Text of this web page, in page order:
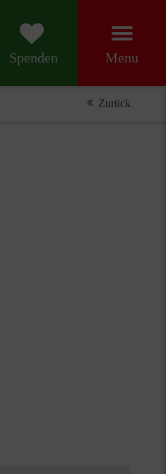
Spenden Menu
Zurück